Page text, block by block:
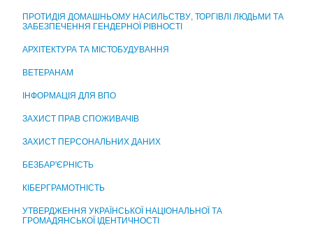
ПРОТИДІЯ ДОМАШНЬОМУ НАСИЛЬСТВУ, ТОРГІВЛІ ЛЮДЬМИ ТА
ЗАБЕЗПЕЧЕННЯ ГЕНДЕРНОЇ РІВНОСТІ
АРХІТЕКТУРА ТА МІСТОБУДУВАННЯ
ВЕТЕРАНАМ
ІНФОРМАЦІЯ ДЛЯ ВПО
ЗАХИСТ ПРАВ СПОЖИВАЧІВ
ЗАХИСТ ПЕРСОНАЛЬНИХ ДАНИХ
БЕЗБАР'ЄРНІСТЬ
КІБЕРГРАМОТНІСТЬ
УТВЕРДЖЕННЯ УКРАЇНСЬКОЇ НАЦІОНАЛЬНОЇ ТА
ГРОМАДЯНСЬКОЇ ІДЕНТИЧНОСТІ